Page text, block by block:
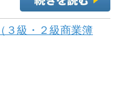
３級・２級商業簿